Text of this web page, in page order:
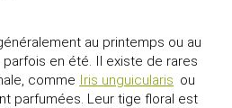
au printemps ou au
en été. Il existe de rares
comme Iris unguicularis ou
parfumées. Leur tige floral est